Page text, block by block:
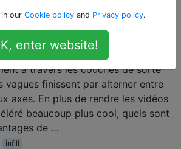
gyroïde?
qui utilisent un remplissage
des lignes ondulées, qui se
à travers les couches de sorte
vagues finissent par alterner entre
axes. En plus de rendre les vidéos
beaucoup plus cool, quels sont
de …
infill
our Cookie policy and Privacy policy.
enter website!